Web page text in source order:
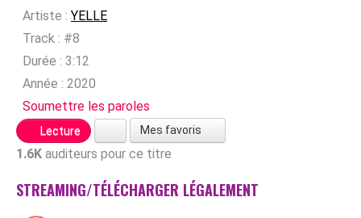
Artiste : YELLE
Track : #8
Durée : 3:12
Année : 2020
Soumettre les paroles
Lecture Mes favoris
1.6K auditeurs pour ce titre
STREAMING/TÉLÉCHARGER LÉGALEMENT